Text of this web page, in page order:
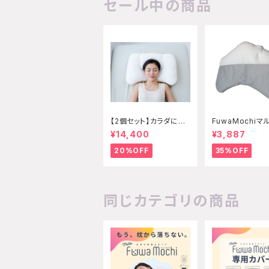
セール中の商品
【2個セット】カラダにフ
ィットする枕 エクセレ
ント
¥14,400
20%OFF
FuwaMochiマル
ション
¥3,887
35%OFF
同じカテゴリの商品